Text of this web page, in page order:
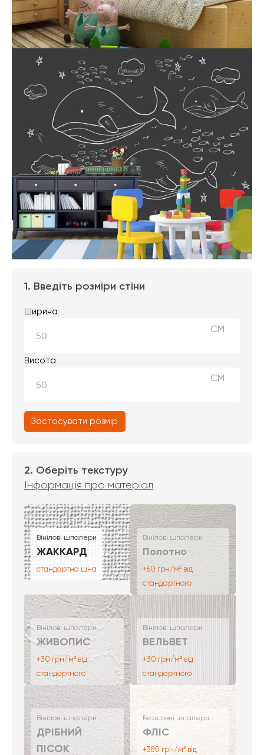
1. Введіть розміри стіни
Ширина
СМ
Висота
СМ
Застосувати розмір
2. Оберіть текстуру
Інформація про матеріал
Вінілові шпалери
ЖАККАРД
стандартна ціна
Вінілові шпалери
Полотно
+60 грн/м² від
стандартного
Вінілові шпалери
ЖИВОПИС
+30 грн/м² від
стандартного
Вінілові шпалери
ВЕЛЬВЕТ
+30 грн/м² від
стандартного
Вінілові шпалери
ДРІБНИЙ
ПІСОК
Безшовні шпалери
ФЛІС
+380 грн/м² від